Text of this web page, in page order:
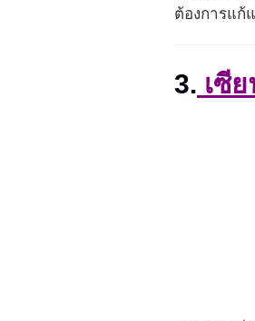
ต้องการแก้
3. เซี